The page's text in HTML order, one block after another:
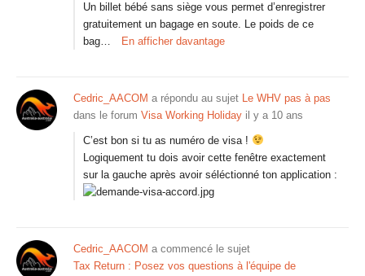
Un billet bébé sans siège vous permet d’enregistrer
gratuitement un bagage en soute. Le poids de ce
bag…
En afficher davantage
Cedric_AACOM a répondu au sujet Le WHV pas à pas
dans le forum Visa Working Holiday il y a 10 ans
C’est bon si tu as numéro de visa !
Logiquement tu dois avoir cette fenêtre exactement
sur la gauche après avoir séléctionné ton application :
Cedric_AACOM a commencé le sujet
Tax Return : Posez vos questions à l'équipe de